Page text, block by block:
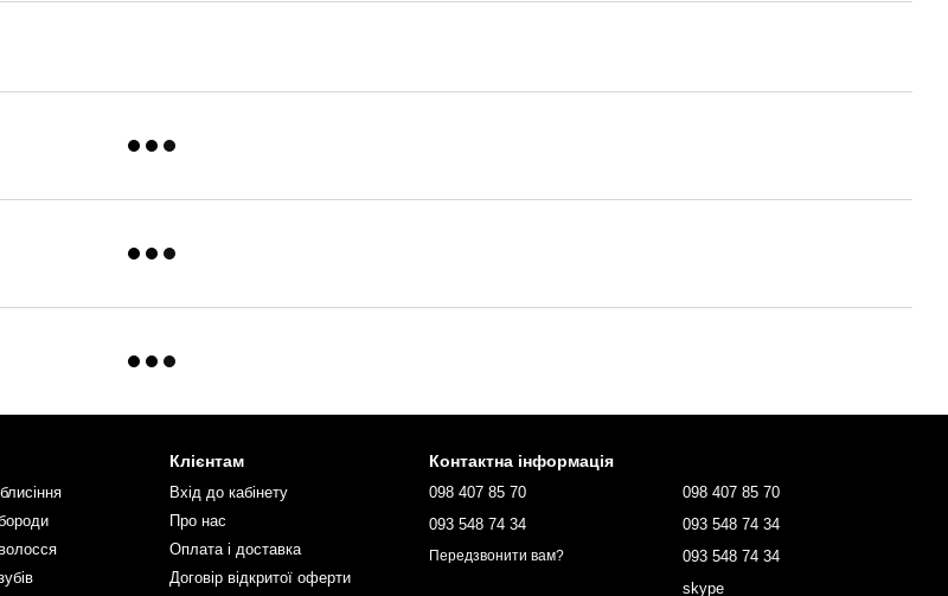
Клієнтам
Вхід до кабінету
Про нас
Оплата і доставка
Договір відкритої оферти
Контактна інформація
098 407 85 70
093 548 74 34
Передзвонити вам?
098 407 85 70
093 548 74 34
093 548 74 34
skype